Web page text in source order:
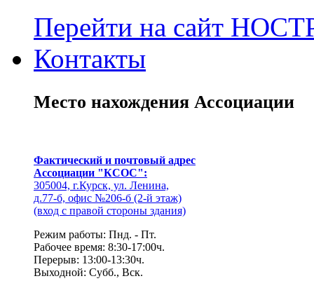
Перейти на сайт
Контакты
Место нахождения Ассоциации
Фактический и почтовый адрес
Ассоциации "КСОС":
305004, г.Курск, ул. Ленина,
д.77-б, офис №206-б (2-й этаж)
(вход с правой стороны здания)
Режим работы: Пнд. - Пт.
Рабочее время: 8:30-17:00ч.
Перерыв: 13:00-13:30ч.
Выходной: Субб., Вск.